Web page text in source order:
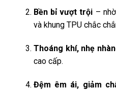
Bền bỉ vượt trội –
và khung TPU chắc
Thoáng khí, nhẹ
cao cấp.
Đệm êm ái, giảm